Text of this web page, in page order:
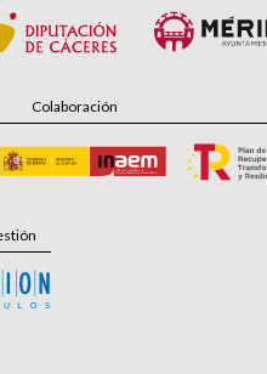
Colaboración